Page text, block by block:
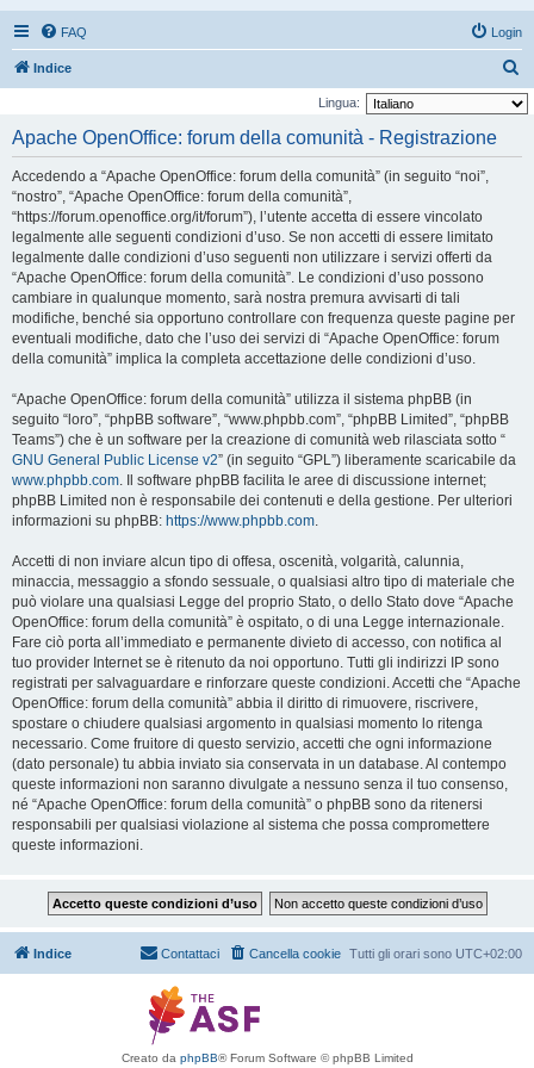
FAQ Login
Indice
e
Lingua:
Apache OpenOffice: forum della comunità - Registrazione
Accedendo a “Apache OpenOffice: forum della comunità” (in seguito “noi”,
“nostro”, “Apache OpenOffice: forum della comunità”,
“https://forum.openoffice.org/it/forum”), l’utente accetta di essere vincolato
legalmente alle seguenti condizioni d’uso. Se non accetti di essere limitato
legalmente dalle condizioni d’uso seguenti non utilizzare i servizi offerti da
“Apache OpenOffice: forum della comunità”. Le condizioni d’uso possono
cambiare in qualunque momento, sarà nostra premura avvisarti di tali
modifiche, benché sia opportuno controllare con frequenza queste pagine per
eventuali modifiche, dato che l’uso dei servizi di “Apache OpenOffice: forum
della comunità” implica la completa accettazione delle condizioni d’uso.
“Apache OpenOffice: forum della comunità” utilizza il sistema phpBB (in
seguito “loro”, “phpBB software”, “www.phpbb.com”, “phpBB Limited”, “phpBB
Teams”) che è un software per la creazione di comunità web rilasciata sotto “
GNU General Public License v2” (in seguito “GPL”) liberamente scaricabile da
www.phpbb.com. Il software phpBB facilita le aree di discussione internet;
phpBB Limited non è responsabile dei contenuti e della gestione. Per ulteriori
informazioni su phpBB: https://www.phpbb.com.
Accetti di non inviare alcun tipo di offesa, oscenità, volgarità, calunnia,
minaccia, messaggio a sfondo sessuale, o qualsiasi altro tipo di materiale che
può violare una qualsiasi Legge del proprio Stato, o dello Stato dove “Apache
OpenOffice: forum della comunità” è ospitato, o di una Legge internazionale.
Fare ciò porta all’immediato e permanente divieto di accesso, con notifica al
tuo provider Internet se è ritenuto da noi opportuno. Tutti gli indirizzi IP sono
registrati per salvaguardare e rinforzare queste condizioni. Accetti che “Apache
OpenOffice: forum della comunità” abbia il diritto di rimuovere, riscrivere,
spostare o chiudere qualsiasi argomento in qualsiasi momento lo ritenga
necessario. Come fruitore di questo servizio, accetti che ogni informazione
(dato personale) tu abbia inviato sia conservata in un database. Al contempo
queste informazioni non saranno divulgate a nessuno senza il tuo consenso,
né “Apache OpenOffice: forum della comunità” o phpBB sono da ritenersi
responsabili per qualsiasi violazione al sistema che possa compromettere
queste informazioni.
Indice Tutti gli orari sono UTC+02:00
Cancella cookie
Contattaci
Creato da phpBB® Forum Software © phpBB Limited